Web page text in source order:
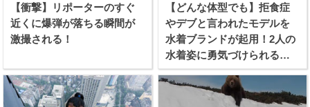
【衝撃】リポーターのすぐ
近くに爆弾が落ちる瞬間が
激撮される！
【どんな体型でも】拒食症
やデブと言われたモデルを
水着ブランドが起用！2人の
水着姿に勇気づけられる女
性続出！